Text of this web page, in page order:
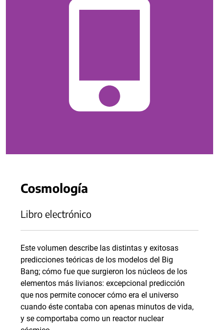
Cosmología
Libro electrónico
Este volumen describe las distintas y exitosas
predicciones teóricas de los modelos del Big
Bang; cómo fue que surgieron los núcleos de los
elementos más livianos: excepcional predicción
que nos permite conocer cómo era el universo
cuando éste contaba con apenas minutos de vida,
y se comportaba como un reactor nuclear